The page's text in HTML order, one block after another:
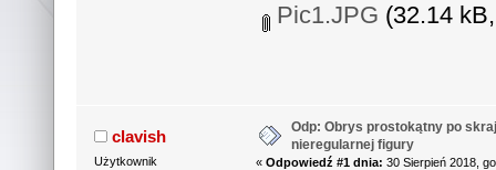
Pic1.JPG (32.14
clavish
Użytkownik
Odp: Obrys prostokątny po
nieregularnej figury
«Odpowiedź #1 dnia: 30 Sierpień 2018,